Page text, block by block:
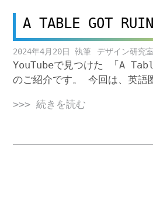
A TABLE GOT
2024年4月20日 デザイン研究
YouTubeで見つけた 「A
のご紹介です。 今回は、英語
>>> 続きを読む